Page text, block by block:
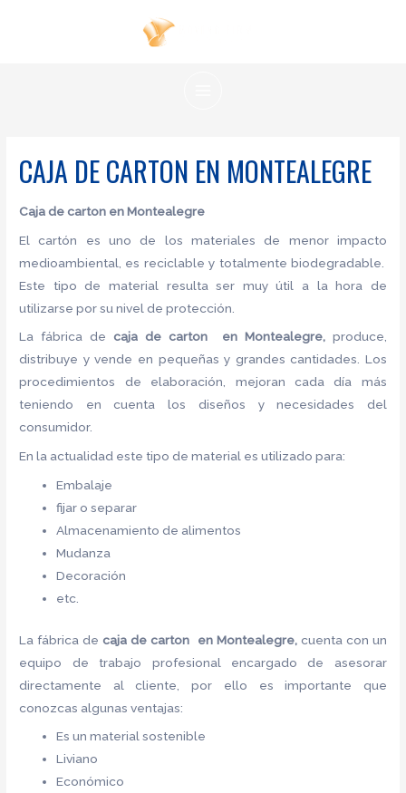
CAJA DE CARTON EN MONTEALEGRE
Caja de carton en Montealegre
El cartón es uno de los materiales de menor impacto
medioambiental, es reciclable y totalmente biodegradable.
Este tipo de material resulta ser muy útil a la hora de
utilizarse por su nivel de protección.
La fábrica decaja de carton en Montealegre,produce,
distribuye y vende en pequeñas y grandes cantidades. Los
procedimientos de elaboración, mejoran cada día más
teniendo en cuenta los diseños y necesidades del
consumidor.
En la actualidad este tipo de material es utilizado para:
Embalaje
fijar o separar
Almacenamiento de alimentos
Mudanza
Decoración
etc.
La fábrica decaja de carton en Montealegre, cuenta con un
equipo de trabajo profesional encargado de asesorar
directamente al cliente, por ello es importante que
conozcas algunas ventajas:
Es un material sostenible
Liviano
Económico